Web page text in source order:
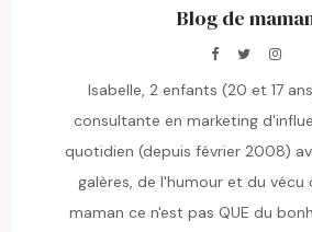
Blog de
Isabelle, 2 enfants (20 et 17
consultante en marketing
quotidien (depuis février 2008)
galères, de l'humour et du vécu
maman ce n'est pas QUE du